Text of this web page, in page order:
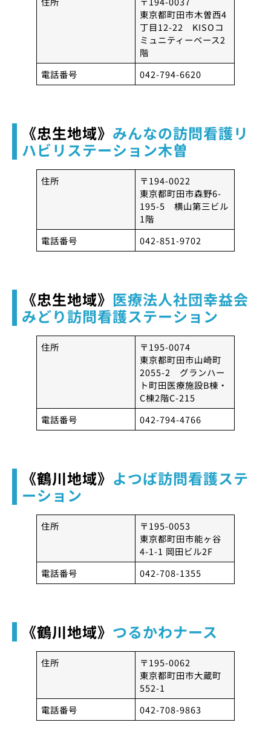
東京都町田市木曽西4
丁目12-22 KISOコ
ミュニティーベース2
階
電話番号
042-794-6620
《忠生地域》 みんなの訪問看護リ
ハビリステーション木曽
住所
〒194-0022
東京都町田市森野6-
195-5 横山第三ビル
1階
電話番号
042-851-9702
《忠生地域》 医療法人社団幸益会
みどり訪問看護ステーション
住所
〒195-0074
東京都町田市山崎町
2055-2 グランハー
ト町田医療施設B棟・
C棟2階C-215
電話番号
042-794-4766
《鶴川地域》 よつば訪問看護ステ
ーション
住所
〒195-0053
東京都町田市能ヶ谷
4-1-1 岡田ビル2F
電話番号
042-708-1355
《鶴川地域》 つるかわナース
住所
〒195-0062
東京都町田市大蔵町
552-1
電話番号
042-708-9863